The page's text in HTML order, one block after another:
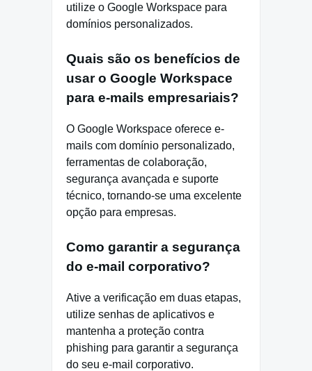
utilize o Google Workspace para
domínios personalizados.
Quais são os benefícios de
usar o Google Workspace
para e-mails empresariais?
O Google Workspace oferece e-
mails com domínio personalizado,
ferramentas de colaboração,
segurança avançada e suporte
técnico, tornando-se uma excelente
opção para empresas.
Como garantir a segurança
do e-mail corporativo?
Ative a verificação em duas etapas,
utilize senhas de aplicativos e
mantenha a proteção contra
phishing para garantir a segurança
do seu e-mail corporativo.